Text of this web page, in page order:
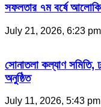
সফলতার ৭ম বর্ষে
July 21, 2026, 6:23 pm
সোনাতলা কল্যাণ
অনুষ্ঠিত
July 11, 2026, 5:43 pm